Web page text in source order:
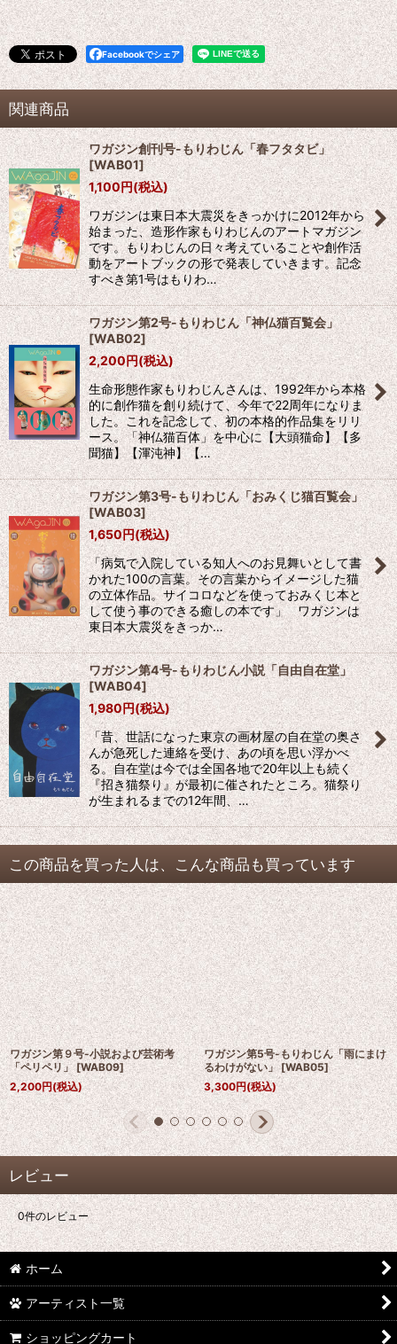
Facebookでシェア
関連商品
ワガジン創刊号-もりわじん「春フタタビ」
[WAB01]
1,100円(税込)
ワガジンは東日本大震災をきっかけに2012年から
始まった、造形作家もりわじんのアートマガジン
です。もりわじんの日々考えていることや創作活
動をアートブックの形で発表していきます。記念
すべき第1号はもりわ…
ワガジン第2号-もりわじん「神仏猫百覧会」
[WAB02]
2,200円(税込)
生命形態作家もりわじんさんは、1992年から本格
的に創作猫を創り続けて、今年で22周年になりま
した。これを記念して、初の本格的作品集をリリ
ース。「神仏猫百体」を中心に【大頭猫命】【多
聞猫】【渾沌神】【…
ワガジン第3号-もりわじん「おみくじ猫百覧会」
[WAB03]
1,650円(税込)
「病気で入院している知人へのお見舞いとして書
かれた100の言葉。その言葉からイメージした猫
の立体作品。サイコロなどを使っておみくじ本と
して使う事のできる癒しの本です」 ワガジンは
東日本大震災をきっか…
ワガジン第4号-もりわじん小説「自由自在堂」
[WAB04]
1,980円(税込)
「昔、世話になった東京の画材屋の自在堂の奥さ
んが急死した連絡を受け、あの頃を思い浮かべ
る。自在堂は今では全国各地で20年以上も続く
『招き猫祭り』が最初に催されたところ。猫祭り
が生まれるまでの12年間、…
この商品を買った人は、こんな商品も買っています
ワガジン第９号-小説および芸術考
「ペリペリ」 [WAB09]
2,200円(税込)
ワガジン第5号-もりわじん「雨にまけ
るわけがない」 [WAB05]
3,300円(税込)
レビュー
0件のレビュー
ホーム
アーティスト一覧
ショッピングカート